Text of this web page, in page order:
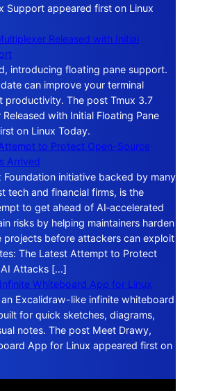
Support appeared first on Linux
Released with Initial
introducing floating pane support.
can improve your terminal
The post Tmux 3.7
with Initial Floating Pane
on Linux Today.
to Protect Open-Source
Arrived
Foundation initiative backed by many
tech and financial firms, is the
to get ahead of AI‑accelerated
risks by helping maintainers harden
projects before attackers can exploit
The Latest Attempt to Protect
AI Attacks […]
Whiteboard App for Linux
an Excalidraw-like infinite whiteboard
for quick sketches, diagrams,
notes. The post Meet Drawy,
App for Linux appeared first on